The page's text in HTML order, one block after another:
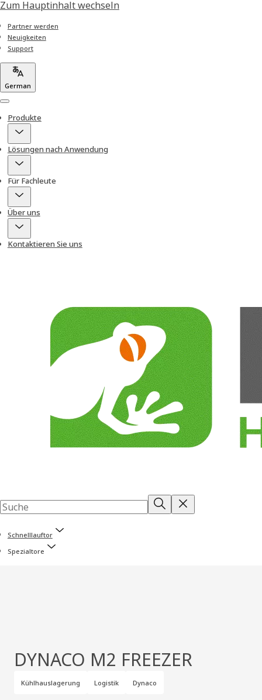
Zum Hauptinhalt wechseln
Partner werden
Neuigkeiten
Support
German
Menu
Produkte
Lösungen nach Anwendung
Für Fachleute
Über uns
Kontaktieren Sie uns
Schnelllauftor
Spezialtore
DYNACO M2 FREEZER
Kühlhauslagerung Logistik Dynaco